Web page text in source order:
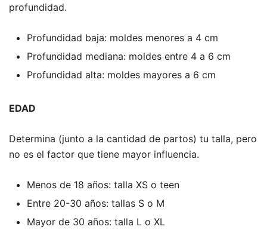
profundidad.
Profundidad baja: moldes menores a 4 cm
Profundidad mediana: moldes entre 4 a 6 cm
Profundidad alta: moldes mayores a 6 cm
EDAD
Determina (junto a la cantidad de partos) tu talla, pero
no es el factor que tiene mayor influencia.
Menos de 18 años: talla XS o teen
Entre 20-30 años: tallas S o M
Mayor de 30 años: talla L o XL